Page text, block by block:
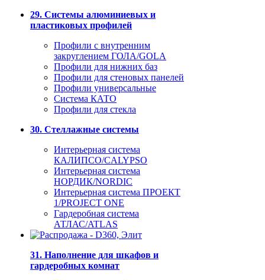
29. Системы алюминиевых и
пластиковых профилей
Профили с внутренним
закруглением ГОЛА/GOLA
Профили для нижних баз
Профили для стеновых панелей
Профили универсальные
Система КАТО
Профили для стекла
30. Стеллажные системы
Интерьерная система
КАЛИПСО/CALYPSO
Интерьерная система
НОРДИК/NORDIC
Интерьерная система ПРОЕКТ
1/PROJECT ONE
Гардеробная система
АТЛАС/ATLAS
31. Наполнение для шкафов и
гардеробных комнат